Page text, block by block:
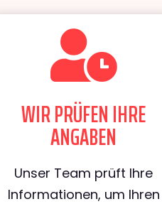
WIR PRÜFEN IHRE
ANGABEN
Unser Team prüft Ihre
Informationen, um Ihren